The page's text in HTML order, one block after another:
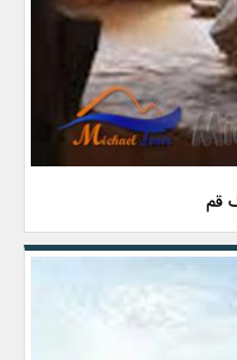
قم